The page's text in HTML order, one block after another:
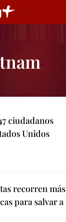
ciudadanos
Unidos
recorren más
para salvar a